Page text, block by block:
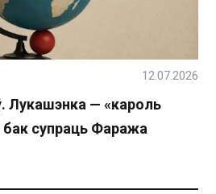
Лукашэнка — «кароль
супраць Фаража
12.07.2026